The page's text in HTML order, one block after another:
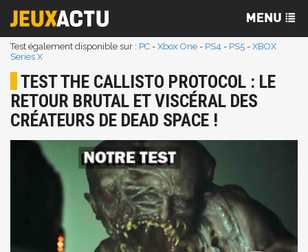
Test également disponible sur : PC - Xbox One - PS4 - PS5 - XBOX
Series X
TEST THE CALLISTO PROTOCOL : LE
RETOUR BRUTAL ET VISCÉRAL DES
CRÉATEURS DE DEAD SPACE !